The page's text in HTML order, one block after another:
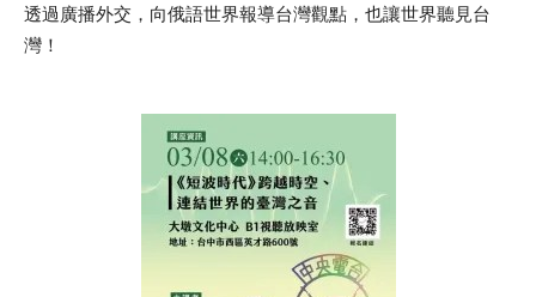
透過廣播外交，向俄語世界報導台灣觀點，也讓世界聽見台
灣！